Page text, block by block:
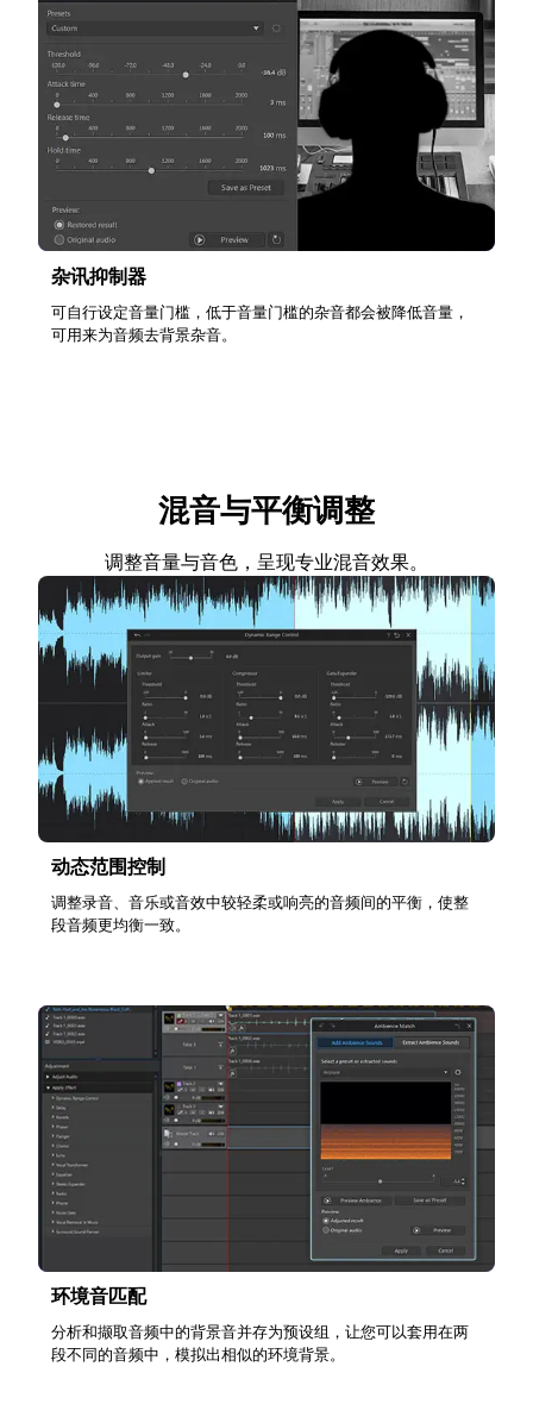
杂讯抑制器
可自行设定音量门槛，低于音量门槛的杂音都会被降低音量，
可用来为音频去背景杂音。
混音与平衡调整
调整音量与音色，呈现专业混音效果。
动态范围控制
调整录音、音乐或音效中较轻柔或响亮的音频间的平衡，使整
段音频更均衡一致。
环境音匹配
分析和撷取音频中的背景音并存为预设组，让您可以套用在两
段不同的音频中，模拟出相似的环境背景。